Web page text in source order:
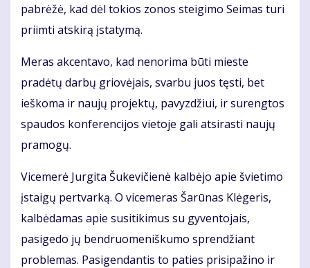
pabrėžė, kad dėl tokios zonos steigimo Seimas turi
priimti atskirą įstatymą.
Meras akcentavo, kad nenorima būti mieste
pradėtų darbų griovėjais, svarbu juos tęsti, bet
ieškoma ir naujų projektų, pavyzdžiui, ir surengtos
spaudos konferencijos vietoje gali atsirasti naujų
pramogų.
Vicemerė Jurgita Šukevičienė kalbėjo apie švietimo
įstaigų pertvarką. O vicemeras Šarūnas Klėgeris,
kalbėdamas apie susitikimus su gyventojais,
pasigedo jų bendruomeniškumo sprendžiant
problemas. Pasigendantis to paties prisipažino ir